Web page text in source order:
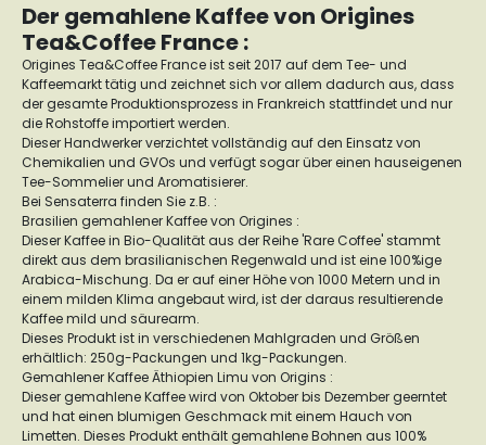
Der gemahlene Kaffee von Origines
Tea&Coffee France :
Origines Tea&Coffee France ist seit 2017 auf dem Tee- und
Kaffeemarkt tätig und zeichnet sich vor allem dadurch aus, dass
der gesamte Produktionsprozess in Frankreich stattfindet und nur
die Rohstoffe importiert werden.
Dieser Handwerker verzichtet vollständig auf den Einsatz von
Chemikalien und GVOs und verfügt sogar über einen hauseigenen
Tee-Sommelier und Aromatisierer.
Bei Sensaterra finden Sie z.B. :
Brasilien gemahlener Kaffee von Origines :
Dieser Kaffee in Bio-Qualität aus der Reihe 'Rare Coffee' stammt
direkt aus dem brasilianischen Regenwald und ist eine 100%ige
Arabica-Mischung. Da er auf einer Höhe von 1000 Metern und in
einem milden Klima angebaut wird, ist der daraus resultierende
Kaffee mild und säurearm.
Dieses Produkt ist in verschiedenen Mahlgraden und Größen
erhältlich: 250g-Packungen und 1kg-Packungen.
Gemahlener Kaffee Äthiopien Limu von Origins :
Dieser gemahlene Kaffee wird von Oktober bis Dezember geerntet
und hat einen blumigen Geschmack mit einem Hauch von
Limetten. Dieses Produkt enthält gemahlene Bohnen aus 100%